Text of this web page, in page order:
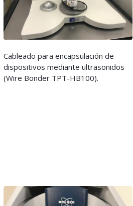
Cableado para encapsulación de
dispositivos mediante ultrasonidos
(Wire Bonder TPT-HB100).